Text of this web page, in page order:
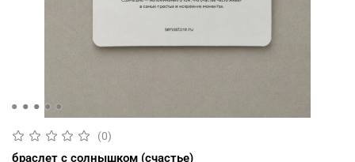
(0)
браслет с солнышком (счастье)